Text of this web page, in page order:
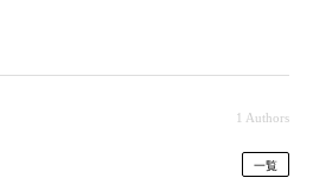
1 Authors
一覧